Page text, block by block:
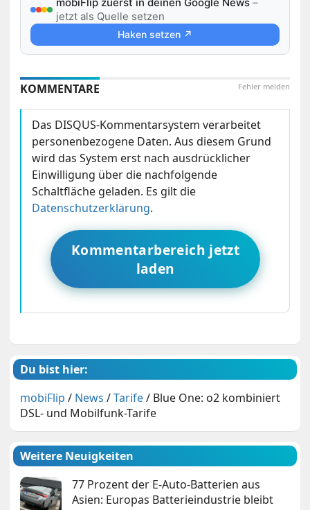
jetzt als Quelle setzen
Haken setzen ↗
Fehler melden
KOMMENTARE
Das DISQUS-Kommentarsystem verarbeitet
personenbezogene Daten. Aus diesem Grund
wird das System erst nach ausdrücklicher
Einwilligung über die nachfolgende
Schaltfläche geladen. Es gilt die
Datenschutzerklärung.
Kommentarbereich jetzt
laden
Du bist hier:
mobiFlip / News /Tarife/ Blue One: o2 kombiniert
DSL- und Mobilfunk-Tarife
Weitere Neuigkeiten
77 Prozent der E-Auto-Batterien aus
Asien: Europas Batterieindustrie bleibt